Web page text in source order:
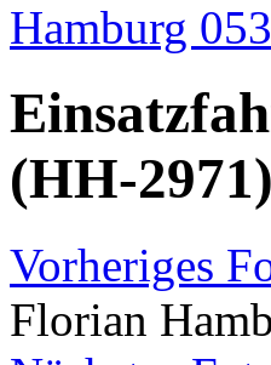
Hamburg
(HH-2971)
Vorheriges
Florian